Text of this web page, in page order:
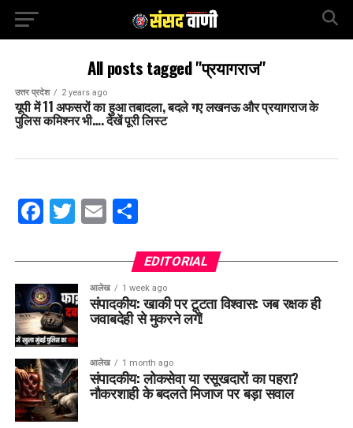
All posts tagged "प्रयागराज"
उत्तर प्रदेश 2 years ago
यूपी में 11 अफसरों का हुआ तबादला, बदले गए लखनऊ और प्रयागराज के
पुलिस कमिश्नर भी…. देखें पूरी लिस्ट
Facebook
Twitter
EmailShare
EDITORIAL
आलेख 1 week ago
संपादकीय: खाकी पर टूटता विश्वास: जब रक्षक ही
जवाबदेही से मुकरने लगें!
आलेख 1 month ago
संपादकीय: लोकसेवा या रसूखदारों का पहरा?
नौकरशाही के बदलते मिजाज पर बड़ा सवाल